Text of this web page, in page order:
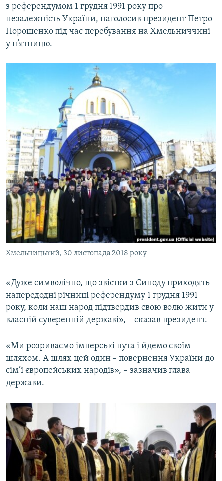
з референдумом 1 грудня 1991 року про
незалежність України, наголосив президент Петро
Порошенко під час перебування на Хмельниччині
у п’ятницю.
Хмельницький, 30 листопада 2018 року
«Дуже символічно, що звістки з Синоду приходять
напередодні річниці референдуму 1 грудня 1991
року, коли наш народ підтвердив свою волю жити у
власній суверенній державі», – сказав президент.
«Ми розриваємо імперські пута і йдемо своїм
шляхом. А шлях цей один – повернення України до
сім’ї європейських народів», – зазначив глава
держави.